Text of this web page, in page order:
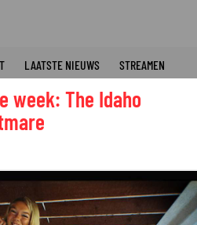
LAATSTE NIEUWS STREAMEN
week: The Idaho